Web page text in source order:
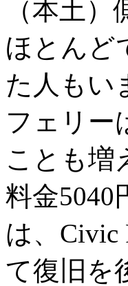
（本土
ほとんど
た人もい
フェリー
ことも増
料金5040
は、Civic
て復旧を